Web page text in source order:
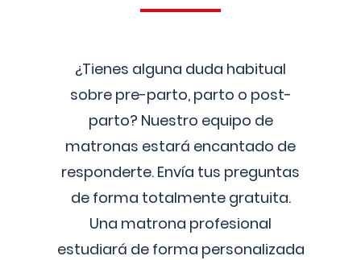
¿Tienes alguna duda habitual
sobre pre-parto, parto o post-
parto? Nuestro equipo de
matronas estará encantado de
responderte. Envía tus preguntas
de forma totalmente gratuita.
Una matrona profesional
estudiará de forma personalizada